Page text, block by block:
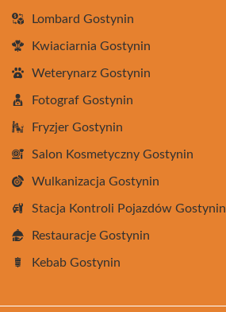
Lombard Gostynin
Kwiaciarnia Gostynin
Weterynarz Gostynin
Fotograf Gostynin
Fryzjer Gostynin
Salon Kosmetyczny Gostynin
Wulkanizacja Gostynin
Stacja Kontroli Pojazdów Gostynin
Restauracje Gostynin
Kebab Gostynin